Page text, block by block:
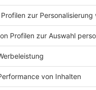
(PDF)
(PDF)
WEBSITE (PDF)
BRIEFINGS